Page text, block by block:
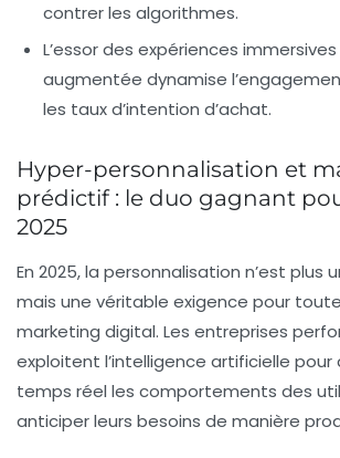
contrer les algorithmes.
L’essor des expériences
augmentée dynamise
les taux d’intention d’achat.
Hyper-personnalisation et
prédictif : le duo gagnant
2025
En 2025, la personnalisation n’est plus
mais une véritable exigence pour
marketing digital. Les entreprises
exploitent l’intelligence artificielle pour
temps réel les comportements des
anticiper leurs besoins de manière